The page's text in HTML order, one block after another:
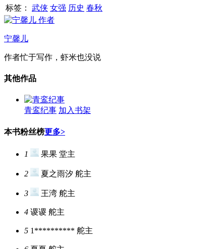
标签：
武侠 女强 历史 春秋
作者
宁馨儿
作者忙于写作，虾米也没说
其他作品
青鸾纪事 加入书架
本书粉丝榜更多>
1 果果 堂主
2 夏之雨汐 舵主
3 王湾 舵主
4 谡谡 舵主
5 1********** 舵主